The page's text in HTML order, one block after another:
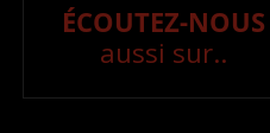
ÉCOUTEZ-NOUS
aussi sur..